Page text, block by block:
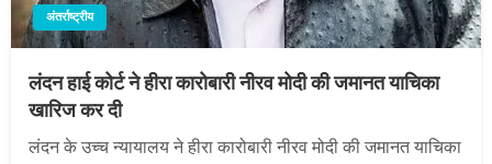
अंतर्राष्ट्रीय
लंदन हाई कोर्ट ने हीरा कारोबारी नीरव मोदी की जमानत याचिका
खारिज कर दी
लंदन के उच्च न्यायालय ने हीरा कारोबारी नीरव मोदी की जमानत याचिका